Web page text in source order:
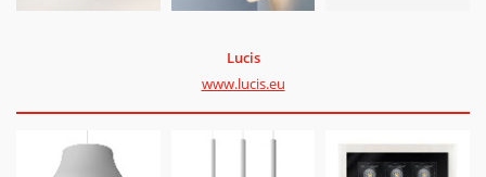
Lucis
www.lucis.eu